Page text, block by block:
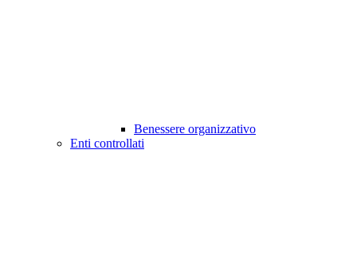
Benessere organizzativo
Enti controllati